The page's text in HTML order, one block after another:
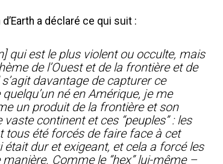
a déclaré ce qui suit :
qui est le plus violent ou occulte, mais
de l’Ouest et de la frontière et de
davantage de capturer ce
né en Amérique, je me
un produit de la frontière et son
continent et ces “peuples” : les
tous été forcés de faire face à cet
dur et exigeant, et cela a forcé les
Comme le “hex” lui-même –